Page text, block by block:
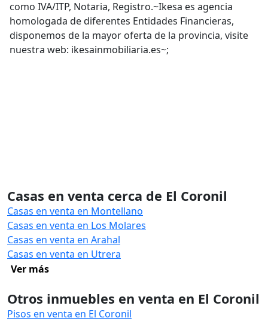
como IVA/ITP, Notaria, Registro.~Ikesa es agencia
homologada de diferentes Entidades Financieras,
disponemos de la mayor oferta de la provincia, visite
nuestra web: ikesainmobiliaria.es~;
Casas en venta cerca de El Coronil
Casas en venta en Montellano
Casas en venta en Los Molares
Casas en venta en Arahal
Casas en venta en Utrera
Ver más
Otros inmuebles en venta en El Coronil
Pisos en venta en El Coronil